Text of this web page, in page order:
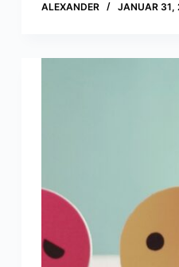
ALEXANDER JANUAR 31,